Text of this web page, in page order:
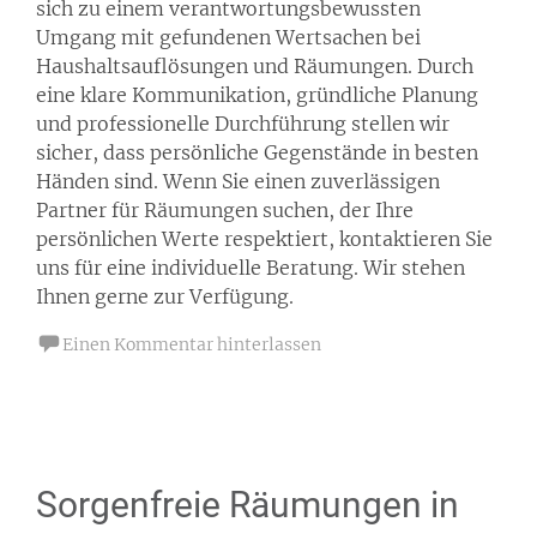
sich zu einem verantwortungsbewussten
Umgang mit gefundenen Wertsachen bei
Haushaltsauflösungen und Räumungen. Durch
eine klare Kommunikation, gründliche Planung
und professionelle Durchführung stellen wir
sicher, dass persönliche Gegenstände in besten
Händen sind. Wenn Sie einen zuverlässigen
Partner für Räumungen suchen, der Ihre
persönlichen Werte respektiert, kontaktieren Sie
uns für eine individuelle Beratung. Wir stehen
Ihnen gerne zur Verfügung.
Einen Kommentar hinterlassen
Sorgenfreie Räumungen in